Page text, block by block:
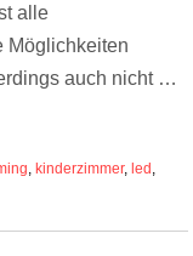
alle
Möglichkeiten
auch nicht …
,kinderzimmer,led